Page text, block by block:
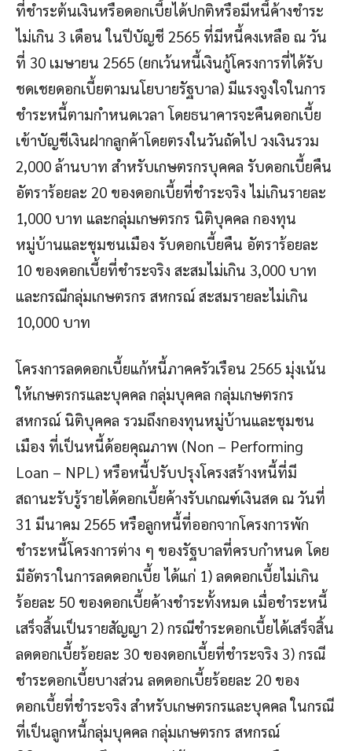
ที่ชำระต้นเงินหรือดอกเบี้ยได้ปกติหรือมีหนี้ค้างชำระ
ไม่เกิน 3 เดือน ในปีบัญชี 2565 ที่มีหนี้คงเหลือ ณ วัน
ที่ 30 เมษายน 2565 (ยกเว้นหนี้เงินกู้โครงการที่ได้รับ
ชดเชยดอกเบี้ยตามนโยบายรัฐบาล) มีแรงจูงใจในการ
ชำระหนี้ตามกำหนดเวลา โดยธนาคารจะคืนดอกเบี้ย
เข้าบัญชีเงินฝากลูกค้าโดยตรงในวันถัดไป วงเงินรวม
2,000 ล้านบาท สำหรับเกษตรกรบุคคล รับดอกเบี้ยคืน
อัตราร้อยละ 20 ของดอกเบี้ยที่ชำระจริง ไม่เกินรายละ
1,000 บาท และกลุ่มเกษตรกร นิติบุคคล กองทุน
หมู่บ้านและชุมชนเมือง รับดอกเบี้ยคืน อัตราร้อยละ
10 ของดอกเบี้ยที่ชำระจริง สะสมไม่เกิน 3,000 บาท
และกรณีกลุ่มเกษตรกร สหกรณ์ สะสมรายละไม่เกิน
10,000 บาท
โครงการลดดอกเบี้ยแก้หนี้ภาคครัวเรือน 2565 มุ่งเน้น
ให้เกษตรกรและบุคคล กลุ่มบุคคล กลุ่มเกษตรกร
สหกรณ์ นิติบุคคล รวมถึงกองทุนหมู่บ้านและชุมชน
เมือง ที่เป็นหนี้ด้อยคุณภาพ (Non – Performing
Loan – NPL) หรือหนี้ปรับปรุงโครงสร้างหนี้ที่มี
สถานะรับรู้รายได้ดอกเบี้ยค้างรับเกณฑ์เงินสด ณ วันที่
31 มีนาคม 2565 หรือลูกหนี้ที่ออกจากโครงการพัก
ชำระหนี้โครงการต่าง ๆ ของรัฐบาลที่ครบกำหนด โดย
มีอัตราในการลดดอกเบี้ย ได้แก่ 1) ลดดอกเบี้ยไม่เกิน
ร้อยละ 50 ของดอกเบี้ยค้างชำระทั้งหมด เมื่อชำระหนี้
เสร็จสิ้นเป็นรายสัญญา 2) กรณีชำระดอกเบี้ยได้เสร็จสิ้น
ลดดอกเบี้ยร้อยละ 30 ของดอกเบี้ยที่ชำระจริง 3) กรณี
ชำระดอกเบี้ยบางส่วน ลดดอกเบี้ยร้อยละ 20 ของ
ดอกเบี้ยที่ชำระจริง สำหรับเกษตรกรและบุคคล ในกรณี
ที่เป็นลูกหนี้กลุ่มบุคคล กลุ่มเกษตรกร สหกรณ์